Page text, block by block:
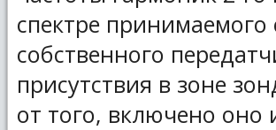
спектре
собственного
присутствия в зоне
от того, включено